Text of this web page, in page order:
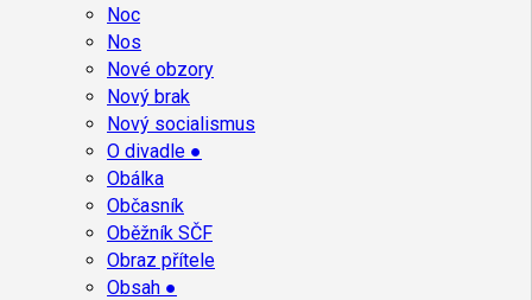
Noc
Nos
Nové obzory
Nový brak
Nový socialismus
O divadle ●
Obálka
Občasník
Oběžník SČF
Obraz přítele
Obsah ●